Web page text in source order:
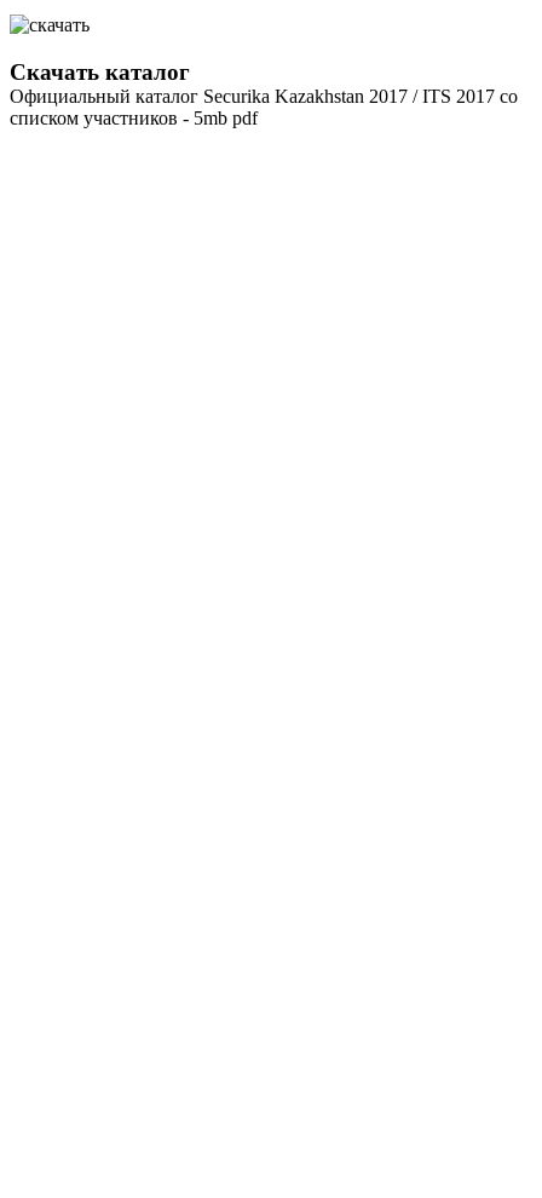
Скачать каталог
Официальный каталог Securika Kazakhstan 2017 / ITS 2017 со
списком участников - 5mb pdf